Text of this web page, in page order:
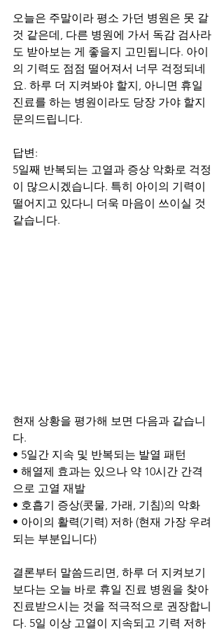
오늘은 주말이라 평소 가던 병원은 못 갈
것 같은데, 다른 병원에 가서 독감 검사라
도 받아보는 게 좋을지 고민됩니다. 아이
의 기력도 점점 떨어져서 너무 걱정되네
요. 하루 더 지켜봐야 할지, 아니면 휴일
진료를 하는 병원이라도 당장 가야 할지
문의드립니다.
답변:
5일째 반복되는 고열과 증상 악화로 걱정
이 많으시겠습니다. 특히 아이의 기력이
떨어지고 있다니 더욱 마음이 쓰이실 것
같습니다.
현재 상황을 평가해 보면 다음과 같습니
다.
• 5일간 지속 및 반복되는 발열 패턴
• 해열제 효과는 있으나 약 10시간 간격
으로 고열 재발
• 호흡기 증상(콧물, 가래, 기침)의 악화
• 아이의 활력(기력) 저하 (현재 가장 우려
되는 부분입니다)
결론부터 말씀드리면, 하루 더 지켜보기
보다는 오늘 바로 휴일 진료 병원을 찾아
진료받으시는 것을 적극적으로 권장합니
다. 5일 이상 고열이 지속되고 기력 저하